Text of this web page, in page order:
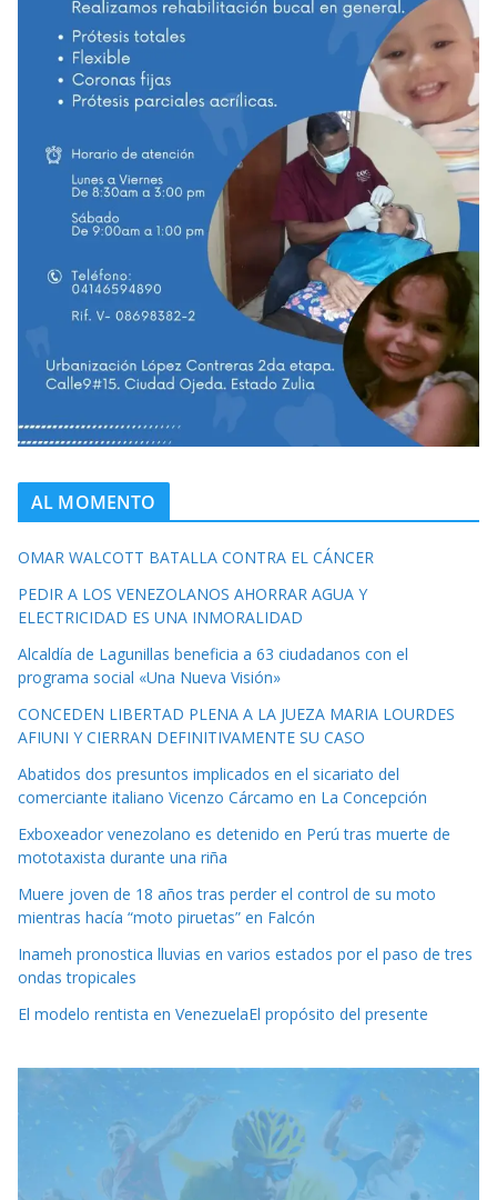
AL MOMENTO
OMAR WALCOTT BATALLA CONTRA EL CÁNCER
PEDIR A LOS VENEZOLANOS AHORRAR AGUA Y
ELECTRICIDAD ES UNA INMORALIDAD
Alcaldía de Lagunillas beneficia a 63 ciudadanos con el
programa social «Una Nueva Visión»
CONCEDEN LIBERTAD PLENA A LA JUEZA MARIA LOURDES
AFIUNI Y CIERRAN DEFINITIVAMENTE SU CASO
Abatidos dos presuntos implicados en el sicariato del
comerciante italiano Vicenzo Cárcamo en La Concepción
Exboxeador venezolano es detenido en Perú tras muerte de
mototaxista durante una riña
Muere joven de 18 años tras perder el control de su moto
mientras hacía “moto piruetas” en Falcón
Inameh pronostica lluvias en varios estados por el paso de tres
ondas tropicales
El modelo rentista en VenezuelaEl propósito del presente